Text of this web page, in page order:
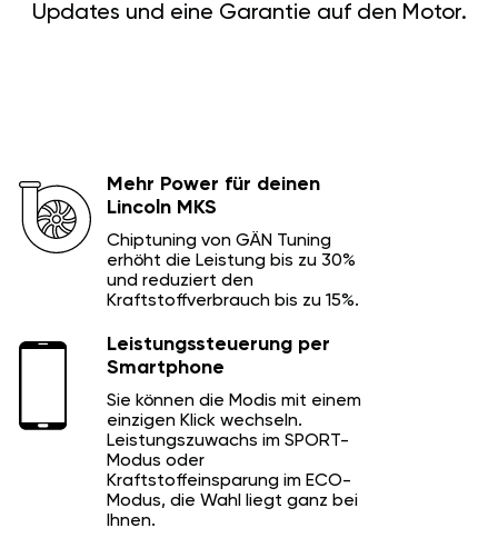
Updates und eine Garantie auf den Motor.
Mehr Power für deinen
Lincoln MKS
Chiptuning von GÄN Tuning
erhöht die Leistung bis zu 30%
und reduziert den
Kraftstoffverbrauch bis zu 15%.
Leistungssteuerung per
Smartphone
Sie können die Modis mit einem
einzigen Klick wechseln.
Leistungszuwachs im SPORT-
Modus oder
Kraftstoffeinsparung im ECO-
Modus, die Wahl liegt ganz bei
Ihnen.